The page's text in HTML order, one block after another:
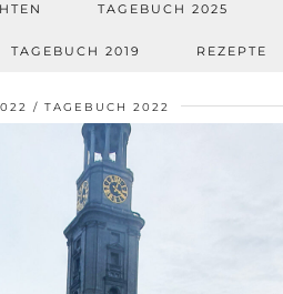
TAGEBUCH 2025
TAGEBUCH 2019 REZEPTE
TAGEBUCH 2022